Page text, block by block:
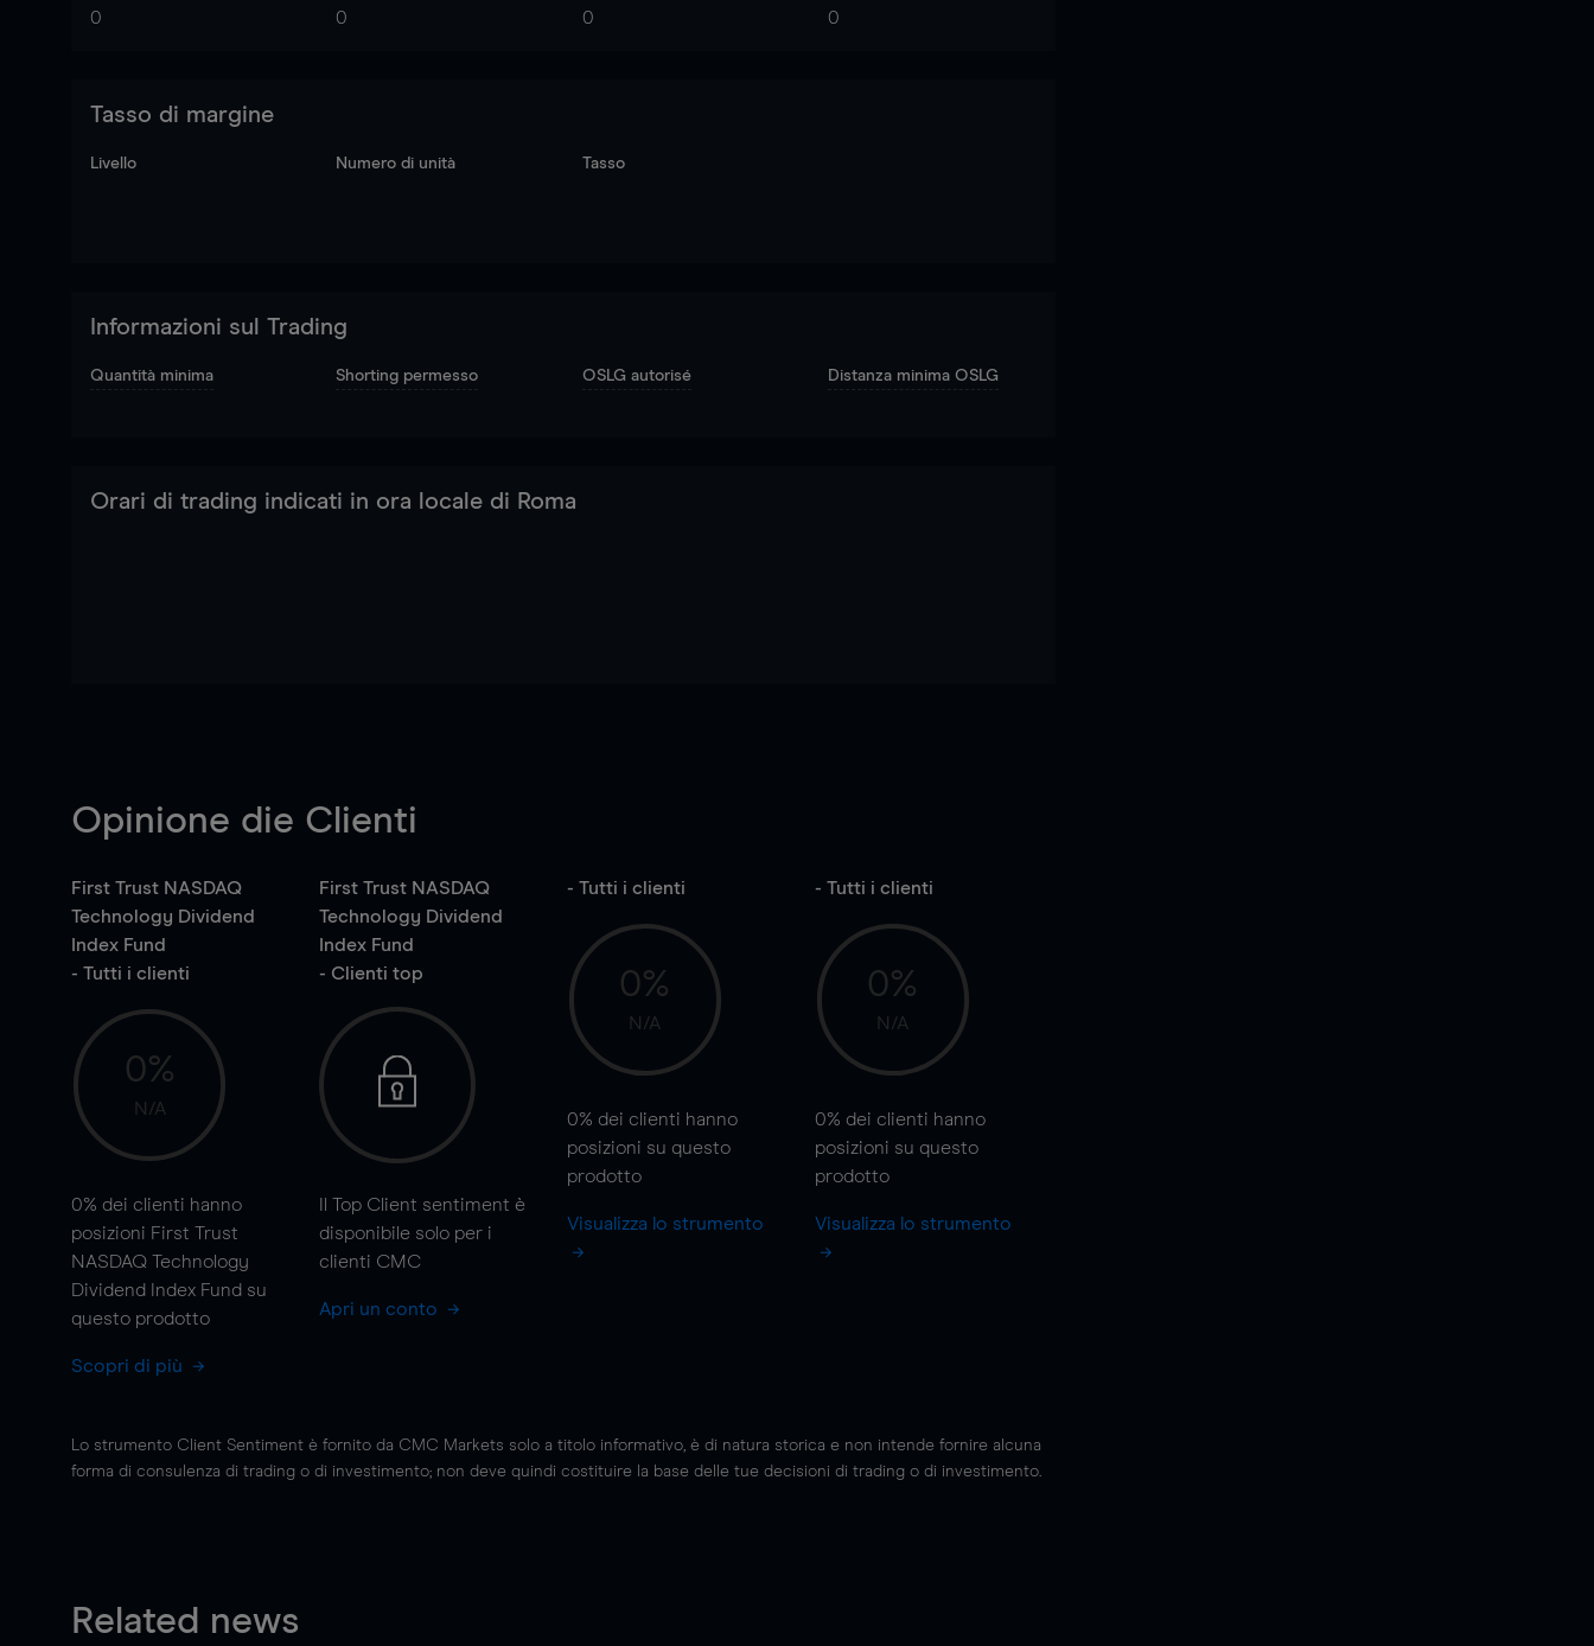
0 0 0 0
Tasso di margine
Livello Numero di unità Tasso
Informazioni sul Trading
Quantità minima Shorting permesso OSLG autorisé Distanza minima OSLG
Orari di trading indicati in ora locale di Roma
Opinione die Clienti
First Trust NASDAQ
Technology Dividend
Index Fund
- Tutti i clienti
0%
N/A
0% dei clienti hanno
posizioni First Trust
NASDAQ Technology
Dividend Index Fund su
questo prodotto
Scopri di più
First Trust NASDAQ
Technology Dividend
Index Fund
- Clienti top
Il Top Client sentiment è
disponibile solo per i
clienti CMC
Apri un conto
- Tutti i clienti
0%
N/A
0% dei clienti hanno
posizioni su questo
prodotto
Visualizza lo strumento
- Tutti i clienti
0%
N/A
0% dei clienti hanno
posizioni su questo
prodotto
Visualizza lo strumento
Lo strumento Client Sentiment è fornito da CMC Markets solo a titolo informativo, è di natura storica e non intende fornire alcuna
forma di consulenza di trading o di investimento; non deve quindi costituire la base delle tue decisioni di trading o di investimento.
Related news